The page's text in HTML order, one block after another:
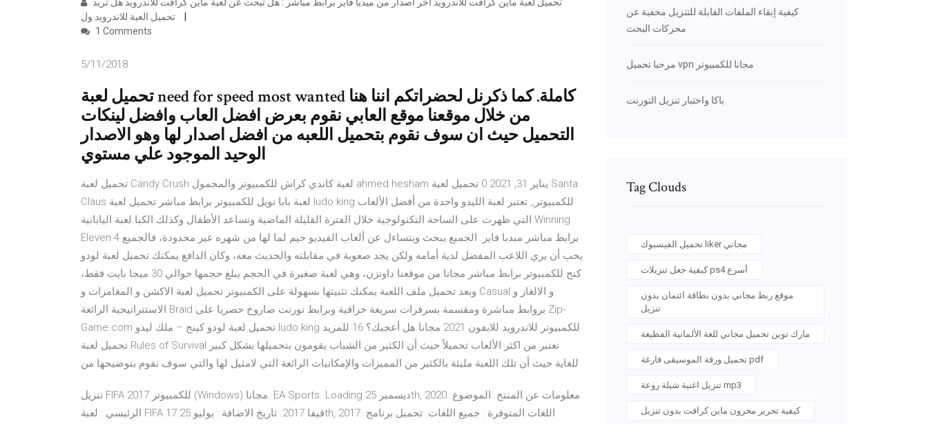
1 Comments
5/11/2018
تحميل لعبة need for speed most wanted كاملة. كما ذكرنل لحضراتكم اننا هنا
من خلال موقعنا موقع العابي نقوم بعرض افضل العاب وافضل لينكات
التحميل حيث ان سوف نقوم بتحميل اللعبه من افضل اصدار لها وهو الاصدار
الوحيد الموجود علي مستوي
تحميل لعبة Candy Crush لعبة كاندي كراش للكمبيوتر والمحمول ahmed hesham يناير 31, 2021 0 تحميل لعبة Santa
Claus لعبة بابا نويل للكمبيوتر برابط مباشر تحميل لعبة ludo king للكمبيوتر,, تعتبر لعبة الليدو واحدة من أفضل الألعاب
التي ظهرت على الساحة التكنولوجية خلال الفترة القليلة الماضية وتساعد الأطفال وكذلك الكبا لعبة اليابانية Winning
Eleven 4 برابط مباشر مبدبا فاير. الجميع يبحث ويتساءل عن ألعاب الفيديو جيم لما لها من شهره غير محدودة، فالجميع
يحب أن يري اللاعب المفضل لدية أمامه ولكن يجد صعوبة في مقابلته والحديث معه، وكان الدافع يمكنك تحميل لعبة لودو
كنج للكمبيوتر برابط مباشر مجانا من موقعنا داونزن، وهي لعبة صغيرة في الحجم يبلغ حجمها حوالي 30 ميجا بايت فقط،
وبعد تحميل ملف اللعبة يمكنك تثبيتها بسهولة على الكمبيوتر تحميل لعبة الاكشن و المغامرات و Casual و الالغاز و
الاستتراتيجية الرائعة Braid بروابط مباشرة ومقسمة بسرفرات سريعة خرافية وبرابط تورنت صاروخ حصريا على Zip-
Game.com تحميل لعبة لودو كينج – ملك ليدو ludo king للكمبيوتر للاندرويد للايفون 2021 مجانا هل أعجبك؟ 16 للمزيد
تحميل لعبة Rules of Survival تعتبر من اكثر الألعاب تحميلاً حيث أن الكثير من الشباب يقومون بتحميلها بشكل كبير
للغاية حيث أن تلك اللعبة مليئة بالكثير من المميزات والإمكانيات الرائعة التي لامثيل لها والتي سوف نقوم بتوضيحها من
تنزيل FIFA 2017 للكمبيوتر (Windows) مجانا. EA Sports. Loading ديسمبر 25th, 2020. معلومات عن المنتج. الموضوع
الرئيسي : لعبة FIFA 17 فيفا 2017. تاريخ الاضافة : يوليو 25th, 2017. اللغات المتوفرة : جميع اللغات. تحميل برنامج
كيفية إبقاء الملفات القابلة للتنزيل مخفية عن
محركات البحث
مرحبا تحميل vpn مجانا للكمبيوتر
باكا واختبار تنزيل التورنت
Tag Clouds
تحميل الفيسبوك liker مجاني
كيفية جعل تنزيلات ps4 أسرع
موقع ربط مجاني بدون بطاقة ائتمان بدون
تنزيل
مارك توين تحميل مجاني للغة الألمانية الفظيعة
تحميل ورقة الموسيقى فارغة pdf
تنزيل اغنية شيلة روعة mp3
كيفية تحرير مخزون ماين كرافت بدون تنزيل